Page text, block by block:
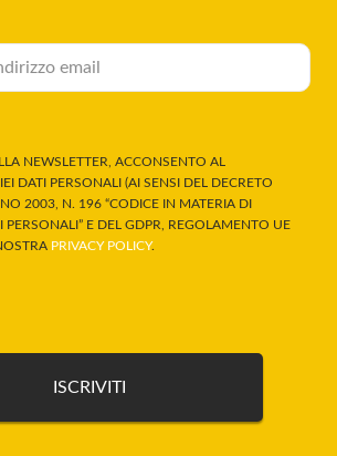
NEWSLETTER, ACCONSENTO AL
DATI PERSONALI (AI SENSI DEL DECRETO
2003, N. 196 “CODICE IN MATERIA DI
PERSONALI” E DEL GDPR, REGOLAMENTO UE
PRIVACY POLICY.